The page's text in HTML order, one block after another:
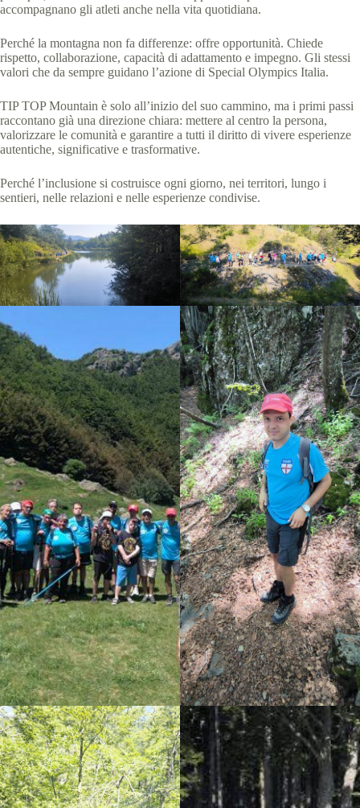
accompagnano gli atleti anche nella vita quotidiana.
Perché la montagna non fa differenze: offre opportunità. Chiede
rispetto, collaborazione, capacità di adattamento e impegno. Gli stessi
valori che da sempre guidano l’azione di Special Olympics Italia.
TIP TOP Mountain è solo all’inizio del suo cammino, ma i primi passi
raccontano già una direzione chiara: mettere al centro la persona,
valorizzare le comunità e garantire a tutti il diritto di vivere esperienze
autentiche, significative e trasformative.
Perché l’inclusione si costruisce ogni giorno, nei territori, lungo i
sentieri, nelle relazioni e nelle esperienze condivise.